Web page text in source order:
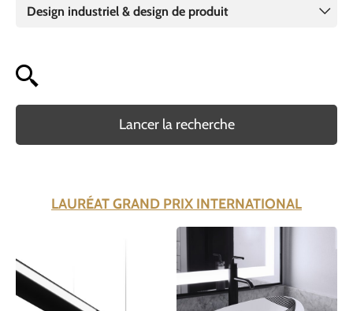
Design industriel & design de produit
Lancer la recherche
LAURÉAT GRAND PRIX INTERNATIONAL